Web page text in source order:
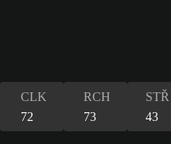
CLK
72
RCH
73
STŘ
43